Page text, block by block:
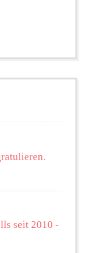
seit 2010 -